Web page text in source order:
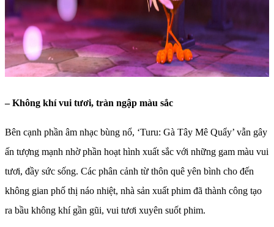
– Không khí vui tươi, tràn ngập màu sắc
Bên cạnh phần âm nhạc bùng nổ, ‘Turu: Gà Tây Mê Quẩy’ vẫn gây
ấn tượng mạnh nhờ phần hoạt hình xuất sắc với những gam màu vui
tươi, đầy sức sống. Các phân cảnh từ thôn quê yên bình cho đến
không gian phố thị náo nhiệt, nhà sản xuất phim đã thành công tạo
ra bầu không khí gần gũi, vui tươi xuyên suốt phim.